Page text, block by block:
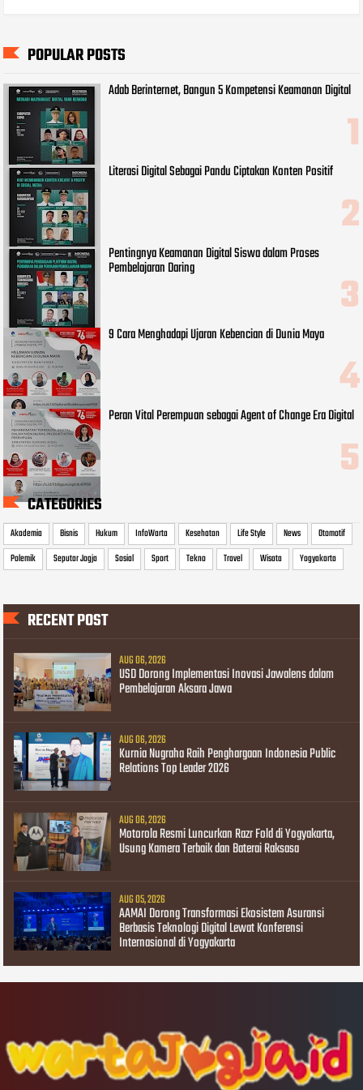
POPULAR POSTS
Adab Berinternet, Bangun 5 Kompetensi Keamanan Digital
Literasi Digital Sebagai Pandu Ciptakan Konten Positif
Pentingnya Keamanan Digital Siswa dalam Proses
Pembelajaran Daring
9 Cara Menghadapi Ujaran Kebencian di Dunia Maya
Peran Vital Perempuan sebagai Agent of Change Era Digital
CATEGORIES
Akademia Bisnis Hukum InfoWarta Kesehatan Life Style News
Otomotif
Polemik
Seputar Jogja Sosial Sport Tekno Travel Wisata Yogyakarta
RECENT POST
AUG 06, 2026
USD Dorong Implementasi Inovasi Jawalens dalam
Pembelajaran Aksara Jawa
AUG 06, 2026
Kurnia Nugraha Raih Penghargaan Indonesia Public
Relations Top Leader 2026
AUG 06, 2026
Motorola Resmi Luncurkan Razr Fold di Yogyakarta,
Usung Kamera Terbaik dan Baterai Raksasa
AUG 05, 2026
AAMAI Dorong Transformasi Ekosistem Asuransi
Berbasis Teknologi Digital Lewat Konferensi
Internasional di Yogyakarta